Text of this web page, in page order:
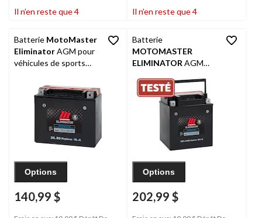
Il n’en reste que 4 Il n’en reste que 4
Batterie MotoMaster
EliminatorAGM pour
véhicules de sports
Options
140,99 $
Batterie
MOTOMASTER
ELIMINATOR AGM
sports motorisés,
30CL-B-BS
Options
202,99 $